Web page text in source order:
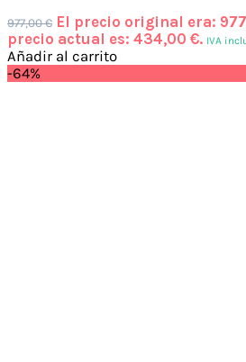
977,00€ El precio original era:
precio actual es: 434,00 €. IVA
Añadir al carrito
-64%